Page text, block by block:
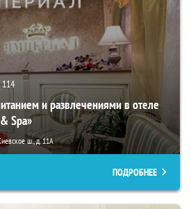
114
и развлечениями в отеле
Spa»
ш., д. 11А
ПОДРОБНЕЕ